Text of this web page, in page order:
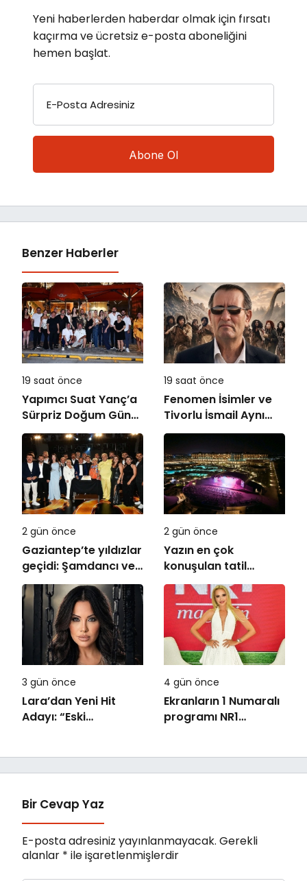
Yeni haberlerden haberdar olmak için fırsatı
kaçırma ve ücretsiz e-posta aboneliğini
hemen başlat.
E-Posta Adresiniz
Benzer Haberler
19 saat önce
Yapımcı Suat Yanç’a
Sürpriz Doğum Günü
Kutlaması!
19 saat önce
Fenomen İsimler ve
Tivorlu İsmail Aynı
Filmde Buluştu!
!Kozalak Devri! 7
Ağustos’ta Vizyonda
2 gün önce
Gaziantep’te yıldızlar
geçidi: Şamdancı ve
By Mustafa açılışı ile
Green Park’ta
görkemli gala
2 gün önce
Yazın en çok
konuşulan tatil
kareleri bu sezon
Ethno Belek’ten geldi
3 gün önce
Lara’dan Yeni Hit
Adayı: “Eski
4 gün önce
Ekranların 1 Numaralı
programı NR1
Bir Cevap Yaz
E-posta adresiniz yayınlanmayacak. Gerekli
alanlar * ile işaretlenmişlerdir